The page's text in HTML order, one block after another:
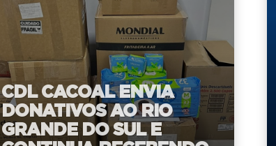
CDL CACOAL ENVIA
DONATIVOS AO RIO
GRANDE DO SUL E